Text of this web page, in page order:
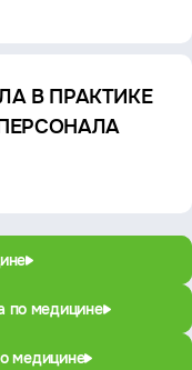
В ПРАКТИКЕ
по медицине
медицине